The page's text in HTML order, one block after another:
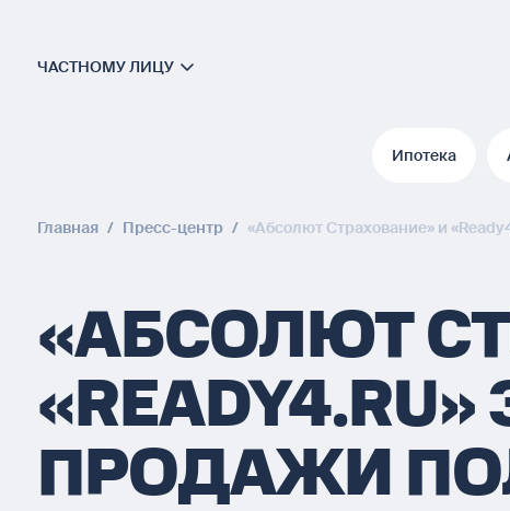
ЧАСТНОМУ ЛИЦУ
Ипотека
Главная / Пресс-центр / «Абсолют Страхование» и
«АБСОЛЮТ
ПРОДАЖИ